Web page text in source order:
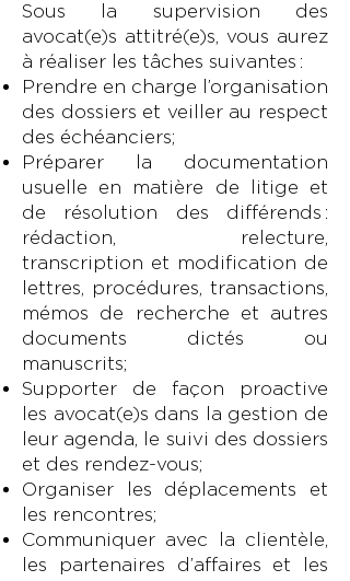
Sous la supervision des
avocat(e)s attitré(e)s, vous aurez
à réaliser les tâches suivantes :
Prendre en charge l’organisation
des dossiers et veiller au respect
des échéanciers;
Préparer la documentation
usuelle en matière de litige et
de résolution des différends :
rédaction, relecture,
transcription et modification de
lettres, procédures, transactions,
mémos de recherche et autres
documents dictés ou
manuscrits;
Supporter de façon proactive
les avocat(e)s dans la gestion de
leur agenda, le suivi des dossiers
et des rendez-vous;
Organiser les déplacements et
les rencontres;
Communiquer avec la clientèle,
les partenaires d’affaires et les